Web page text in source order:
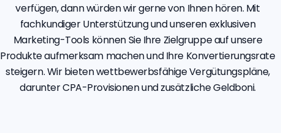
verfügen, dann würden wir gerne von Ihnen hören. Mit
fachkundiger Unterstützung und unseren exklusiven
Marketing-Tools können Sie Ihre Zielgruppe auf unsere
Produkte aufmerksam machen und Ihre Konvertierungsrate
steigern. Wir bieten wettbewerbsfähige Vergütungspläne,
darunter CPA-Provisionen und zusätzliche Geldboni.